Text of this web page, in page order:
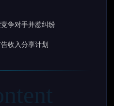
争对手并惹纠纷
收入分享计划